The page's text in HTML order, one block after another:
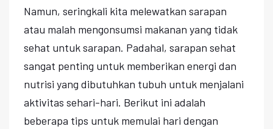
Namun, seringkali kita melewatkan sarapan
atau malah mengonsumsi makanan yang tidak
sehat untuk sarapan. Padahal, sarapan sehat
sangat penting untuk memberikan energi dan
nutrisi yang dibutuhkan tubuh untuk menjalani
aktivitas sehari-hari. Berikut ini adalah
beberapa tips untuk memulai hari dengan